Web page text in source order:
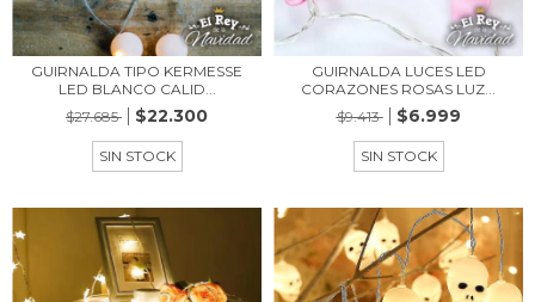
GUIRNALDA TIPO KERMESSE
LED BLANCO CALID...
$27.685
$22.300
SIN STOCK
GUIRNALDA LUCES LED
CORAZONES ROSAS LUZ...
$9.413
$6.999
SIN STOCK